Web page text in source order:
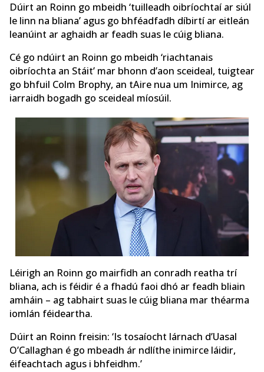
Dúirt an Roinn go mbeidh ‘tuilleadh oibríochtaí ar siúl
le linn na bliana’ agus go bhféadfadh díbirtí ar eitleán
leanúint ar aghaidh ar feadh suas le cúig bliana.
Cé go ndúirt an Roinn go mbeidh ‘riachtanais
oibríochta an Stáit’ mar bhonn d’aon sceideal, tuigtear
go bhfuil Colm Brophy, an tAire nua um Inimirce, ag
iarraidh bogadh go sceideal míosúil.
Léirigh an Roinn go mairfidh an conradh reatha trí
bliana, ach is féidir é a fhadú faoi dhó ar feadh bliain
amháin – ag tabhairt suas le cúig bliana mar théarma
iomlán féideartha.
Dúirt an Roinn freisin: ‘Is tosaíocht lárnach d’Uasal
O’Callaghan é go mbeadh ár ndlíthe inimirce láidir,
éifeachtach agus i bhfeidhm.’